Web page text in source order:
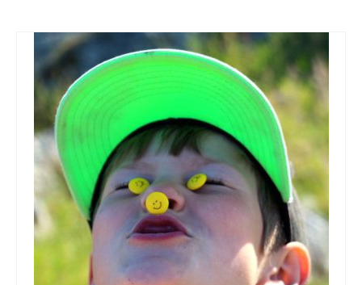
Články
Odborníkom
Blog
Blog Skrotiť Draka
Kontakt